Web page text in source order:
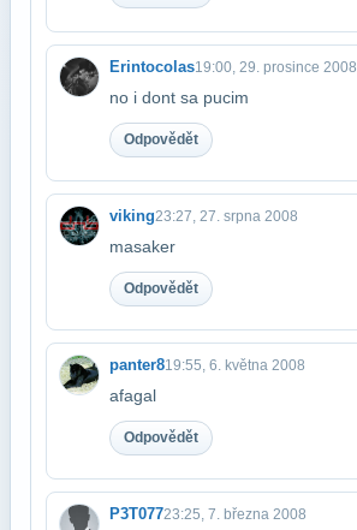
Erintocolas19:00, 29. prosince 2008
no i dont sa pucim
Odpovědět
viking23:27, 27. srpna 2008
masaker
Odpovědět
panter819:55, 6. května 2008
afagal
Odpovědět
P3T07723:25, 7. března 2008